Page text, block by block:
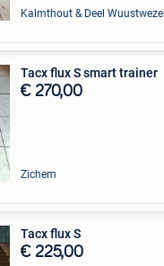
Kalmthout & Deel Wuustwezel
Tacx flux S smart trainer
€ 270,00
Zichem
Tacx flux S
€ 225,00